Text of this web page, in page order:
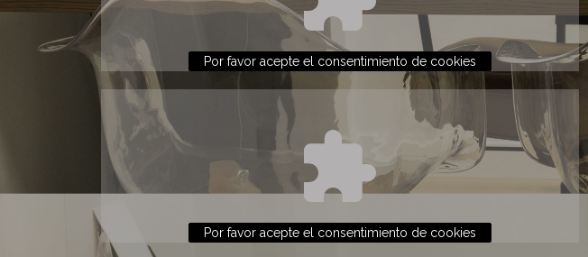
Por favor acepte el consentimiento de cookies
Por favor acepte el consentimiento de cookies